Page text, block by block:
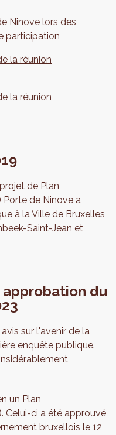
Ninove lors des
participation
la réunion
la réunion
de Plan
Porte de Ninove a
à la Ville de Bruxelles
Saint-Jean et
du
sur l'avenir de la
enquête publique.
un Plan
Celui-ci a été approuvé
bruxellois le 12